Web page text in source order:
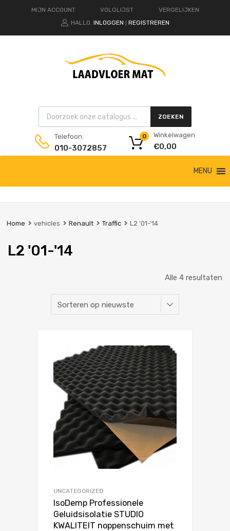
MIJN ACCOUNT VOLGLIJST
VERGELIJKEN
HALLO. INLOGGEN REGISTREREN
Products search ZOEKEN
Telefoon:
010-3072857
Winkelwagen
€0,00
0
de
MENU
Home vehicles Renault Traffic L2 '01-'14
L2 '01-'14
Alle 4 resultaten
UNCATEGORIZED
IsoDemp Professionele
Geluidsisolatie STUDIO
KWALITEIT noppenschuim met